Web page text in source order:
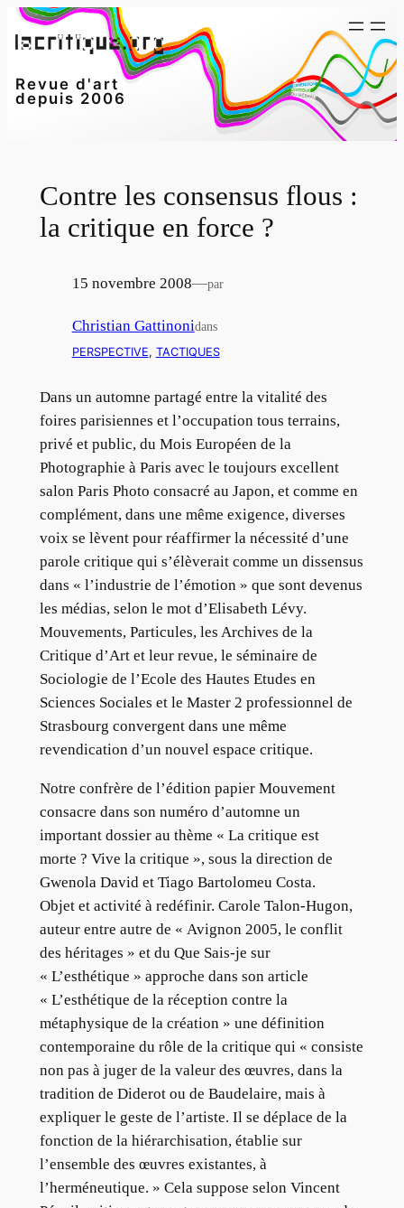
Aller
au
Revue d'art
depuis 2006
Contre les consensus flous :
la critique en force ?
15 novembre 2008—par
Christian Gattinonidans
PERSPECTIVE, TACTIQUES
Dans un automne partagé entre la vitalité des
foires parisiennes et l’occupation tous terrains,
privé et public, du Mois Européen de la
Photographie à Paris avec le toujours excellent
salon Paris Photo consacré au Japon, et comme en
complément, dans une même exigence, diverses
voix se lèvent pour réaffirmer la nécessité d’une
parole critique qui s’élèverait comme un dissensus
dans « l’industrie de l’émotion » que sont devenus
les médias, selon le mot d’Elisabeth Lévy.
Mouvements, Particules, les Archives de la
Critique d’Art et leur revue, le séminaire de
Sociologie de l’Ecole des Hautes Etudes en
Sciences Sociales et le Master 2 professionnel de
Strasbourg convergent dans une même
revendication d’un nouvel espace critique.
Notre confrère de l’édition papier Mouvement
consacre dans son numéro d’automne un
important dossier au thème « La critique est
morte ? Vive la critique », sous la direction de
Gwenola David et Tiago Bartolomeu Costa.
Objet et activité à redéfinir. Carole Talon-Hugon,
auteur entre autre de « Avignon 2005, le conflit
des héritages » et du Que Sais-je sur
« L’esthétique » approche dans son article
« L’esthétique de la réception contre la
métaphysique de la création » une définition
contemporaine du rôle de la critique qui « consiste
non pas à juger de la valeur des œuvres, dans la
tradition de Diderot ou de Baudelaire, mais à
expliquer le geste de l’artiste. Il se déplace de la
fonction de la hiérarchisation, établie sur
l’ensemble des œuvres existantes, à
l’herméneutique. » Cela suppose selon Vincent